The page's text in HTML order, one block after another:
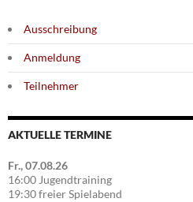
Ausschreibung
Anmeldung
Teilnehmer
AKTUELLE TERMINE
Fr., 07.08.26
16:00 Jugendtraining
19:30 freier Spielabend